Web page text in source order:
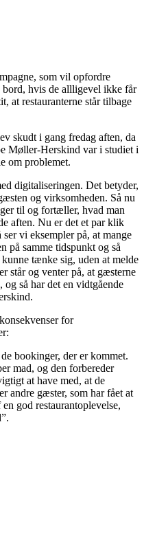
som vil opfordre
bord, hvis de allligevel ikke får
at restauranterne står tilbage
skudt i gang fredag aften, da
Møller-Herskind var i studiet i
om problemet.
digitaliseringen. Det betyder,
og virksomheden. Så nu
til og fortæller, hvad man
aften. Nu er det et par klik
vi eksempler på, at mange
på samme tidspunkt og så
tænke sig, uden at melde
står og venter på, at gæsterne
så har det en vidtgående
for
bookinger, der er kommet.
mad, og den forbereder
at have med, at de
andre gæster, som har fået at
god restaurantoplevelse,